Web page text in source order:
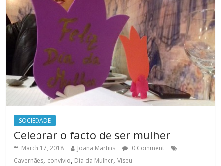
SOCIEDADE
Celebrar o facto de ser mulher
March 17, 2018 Joana Martins
0 Comment
Cavernães, convívio, Dia da Mulher,Viseu